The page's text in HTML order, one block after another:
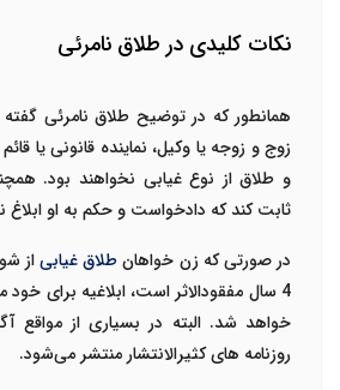
نکات کلیدی در طلاق نامرئی
همانطور که در توضیح طلاق نامرئی
زوج و زوجه یا وکیل، نماینده قانونی یا
و طلاق از نوع غیابی نخواهند بود.
ثابت کند که دادخواست و حکم به او
در صورتی که زن خواهان طلاق غیابیاز
4 سال مفقودالاثر است، ابلاغیه برای خود
خواهد شد. البته در بسیاری از مواقع
روزنامه های کثیرالانتشار منتشر می‌شود.